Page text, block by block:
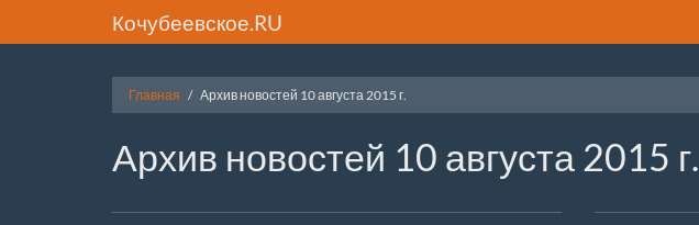
Кочубеевское.RU
Главная Архив новостей 10 августа 2015 г.
Архив новостей 10 августа 2015 г.